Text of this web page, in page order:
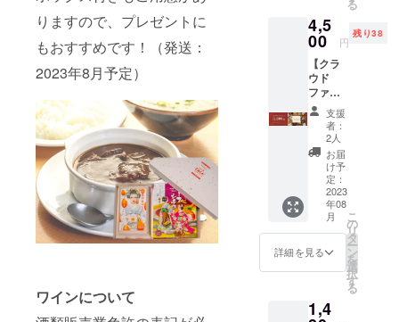
りますので、プレゼントに
もおすすめです！（発送：
2023年8月予定）
ワインについて
してお
りま
す。
（真空
パック
商品の
ため）
ト、ド
リンク
でも使
用可能
※利用期
限：
2024年
3月末ま
で ※お
つりは
でませ
る
4,5
00 円
残り38
【クラ
ウド
ファン
ディン
グ限定
お食事
券
5,000円
分】
1,000円
の食事
券を5枚
郵送い
たしま
す。 ・
テイク
ト、ド
支援
者：
2人
お届
け予
定：
2023
年08
月
詳細を見る
こ
の
リ
タ
ー
ン
を
選
択
す
る
1,4